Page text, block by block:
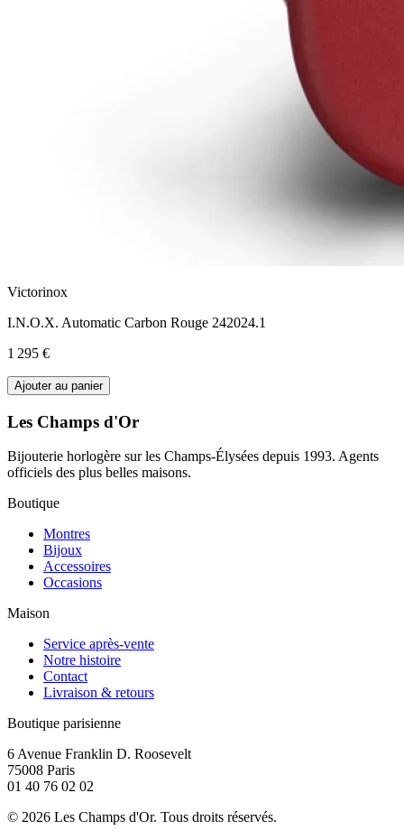
Victorinox
I.N.O.X. Automatic Carbon Rouge 242024.1
1 295 €
Ajouter au panier
Les Champs d'Or
Bijouterie horlogère sur les Champs-Élysées depuis 1993. Agents
officiels des plus belles maisons.
Boutique
Montres
Bijoux
Accessoires
Occasions
Maison
Service après-vente
Notre histoire
Contact
Livraison & retours
Boutique parisienne
6 Avenue Franklin D. Roosevelt
75008 Paris
01 40 76 02 02
© 2026 Les Champs d'Or. Tous droits réservés.